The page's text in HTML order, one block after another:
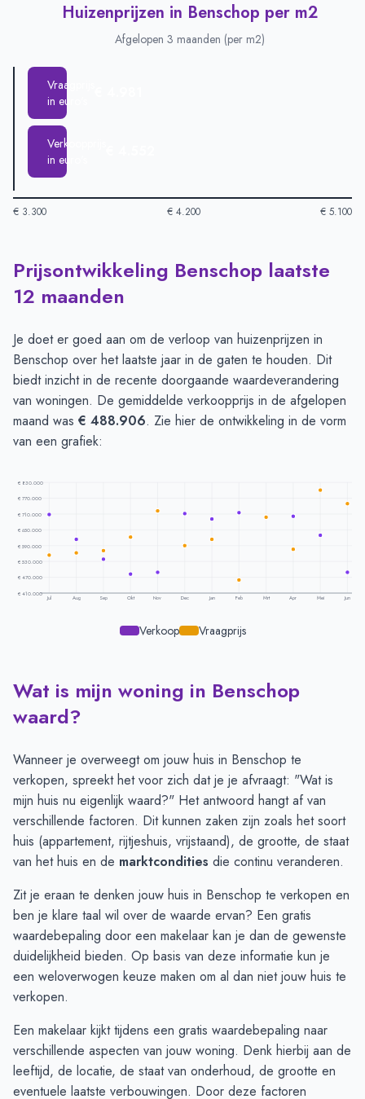
Huizenprijzen in Benschop per m2
Afgelopen 3 maanden (per m2)
Vraagprijs
in euro's
Verkoopprijs
in euro's
€ 3.300 € 4.200 € 5.100
Huizenprijzen in Benschop per m2-Afgelopen 3 maanden
Type
Vraagprijs in euro's
Verkoopprijs in euro's
Prijsontwikkeling Benschop laatste
12 maanden
Je doet er goed aan om de verloop van huizenprijzen in
Benschop over het laatste jaar in de gaten te houden. Dit
biedt inzicht in de recente doorgaande waardeverandering
van woningen. De gemiddelde verkoopprijs in de afgelopen
maand was € 488.906. Zie hier de ontwikkeling in de vorm
van een grafiek:
€ 830.000
€ 770.000
€ 710.000
€ 650.000
€ 590.000
€ 530.000
€ 470.000
€ 410.000
Jul Aug Sep Okt Nov Dec Jan Feb Mrt Apr Mei Jun
Verkoop Vraagprijs
Prijsontwikkeling per maand -Benschop
Maand
Vraagprijs
Verkoopprijs
Juli
€ 613.813
September € 571.900
€ 538.537
Oktober
€ 622.500
€ 482.075
November
€ 721.333
€ 488.700
December
€ 590.666
€ 711.400
Januari
€ 613.800 € 690.916
Maart
€ 697.375
€ 697.664
April
€ 576.062 € 701.390
Mei
€ 801.269 € 628.614
Juni
€ 749.071 € 488.906
Wat is mijn woning in Benschop
waard?
Wanneer je overweegt om jouw huis in Benschop te
verkopen, spreekt het voor zich dat je je afvraagt: "Wat is
mijn huis nu eigenlijk waard?" Het antwoord hangt af van
verschillende factoren. Dit kunnen zaken zijn zoals het soort
huis (appartement, rijtjeshuis, vrijstaand), de grootte, de staat
van het huis en de marktcondities die continu veranderen.
Zit je eraan te denken jouw huis in Benschop te verkopen en
ben je klare taal wil over de waarde ervan? Een gratis
waardebepaling door een makelaar kan je dan de gewenste
duidelijkheid bieden. Op basis van deze informatie kun je
een weloverwogen keuze maken om al dan niet jouw huis te
verkopen.
Een makelaar kijkt tijdens een gratis waardebepaling naar
verschillende aspecten van jouw woning. Denk hierbij aan de
leeftijd, de locatie, de staat van onderhoud, de grootte en
eventuele laatste verbouwingen. Door deze factoren